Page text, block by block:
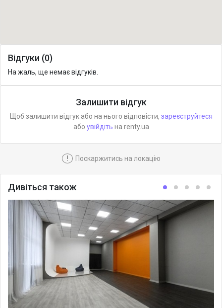
Відгуки (0)
На жаль, ще немає відгуків.
Залишити відгук
Щоб залишити відгук або на нього відповісти, зареєструйтеся
або увійдіть на renty.ua
! Поскаржитись на локацію
Дивіться також